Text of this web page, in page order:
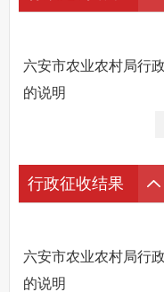
六安市农业农村局行
的说明
行政征收结果
六安市农业农村局行
的说明